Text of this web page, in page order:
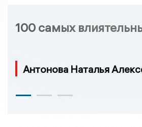
100 самых
Антонова Наталья